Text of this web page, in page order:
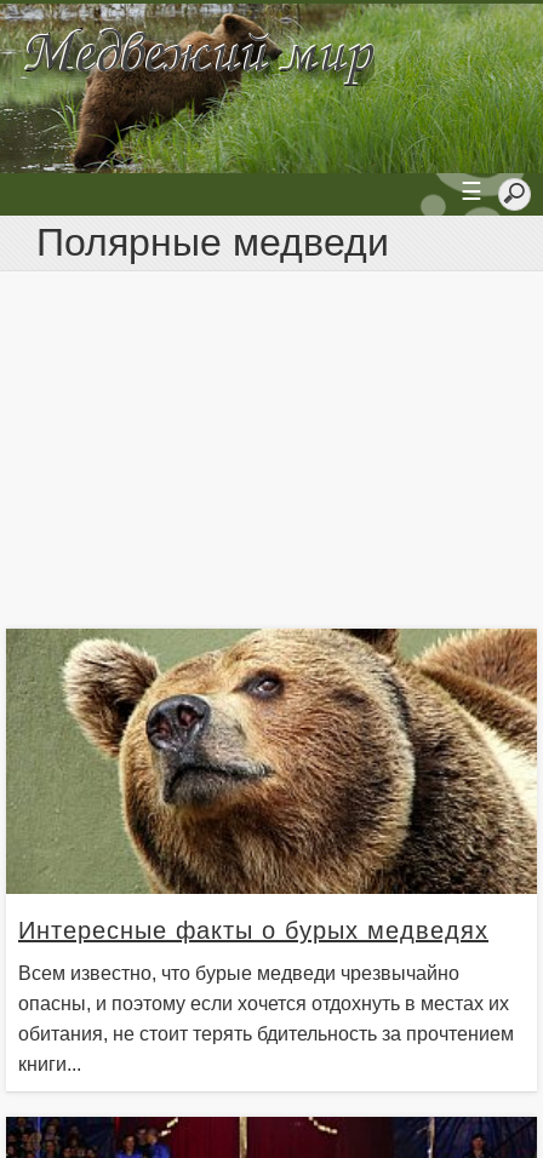
☰
Полярные медведи
Интересные факты о бурых медведях
Всем известно, что бурые медведи чрезвычайно
опасны, и поэтому если хочется отдохнуть в местах их
обитания, не стоит терять бдительность за прочтением
книги...